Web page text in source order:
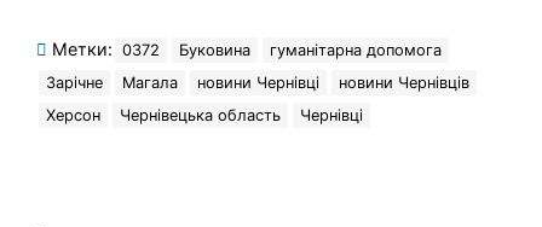
Метки: 0372 Буковина
гуманітарна допомога
Зарічне
Магала новини Чернівці
новини Чернівців
Херсон
Чернівецька область Чернівці